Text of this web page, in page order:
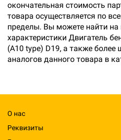
окончательная стоимость
товара осуществляется по
пределы. Вы можете найти на
характеристики Двигатель
(A10 type) D19, а также
аналогов данного товара в
О нас
Реквизиты